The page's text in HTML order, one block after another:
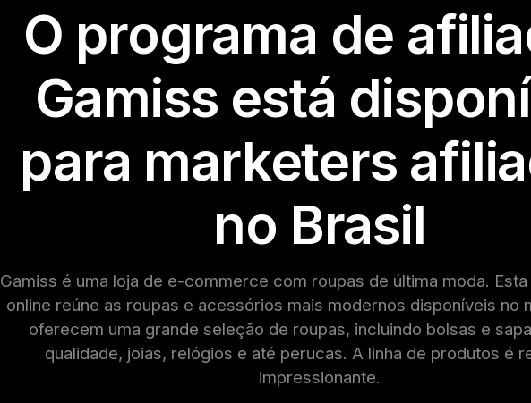
O programa de
Gamiss está
para marketers
no Brasil
Gamiss é uma loja de e-commerce com roupas de última moda.
online reúne as roupas e acessórios mais modernos disponíveis no
oferecem uma grande seleção de roupas, incluindo bolsas e
qualidade, joias, relógios e até perucas. A linha de produtos é
impressionante.